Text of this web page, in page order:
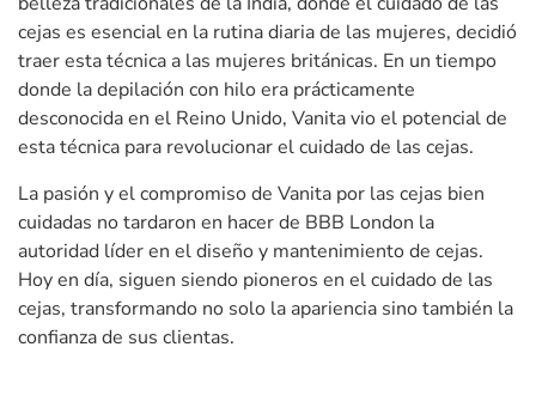
cejas es esencial en la rutina diaria de las mujeres, decidió
traer esta técnica a las mujeres británicas. En un tiempo
donde la depilación con hilo era prácticamente
desconocida en el Reino Unido, Vanita vio el potencial de
esta técnica para revolucionar el cuidado de las cejas.
La pasión y el compromiso de Vanita por las cejas bien
cuidadas no tardaron en hacer de BBB London la
autoridad líder en el diseño y mantenimiento de cejas.
Hoy en día, siguen siendo pioneros en el cuidado de las
cejas, transformando no solo la apariencia sino también la
confianza de sus clientas.